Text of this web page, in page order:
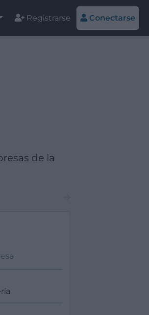
Registrarse Conectarse
de la